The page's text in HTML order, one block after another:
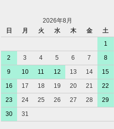
2026年8月
日
月 火 水 木 金
土
1
2
3 4 5 6 7
8
9
10 11 12 13 14
15
16
17 18 19 20 21
22
23
24 25 26 27 28
29
30
31